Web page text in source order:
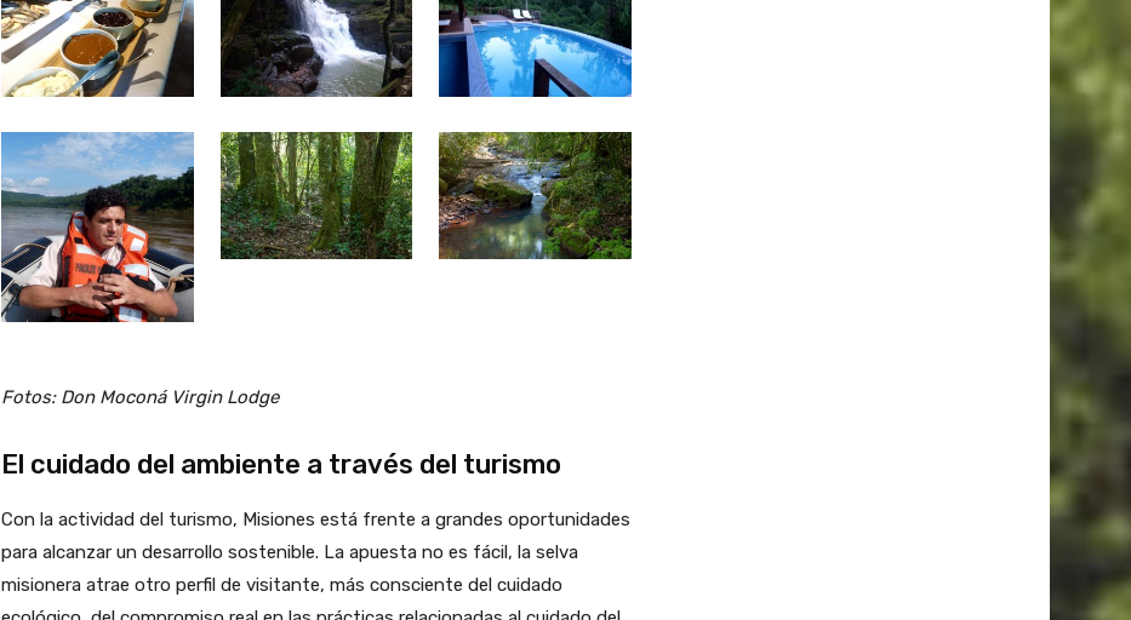
Fotos: Don Moconá Virgin Lodge
El cuidado del ambiente a través del turismo
Con la actividad del turismo, Misiones está frente a grandes oportunidades
para alcanzar un desarrollo sostenible. La apuesta no es fácil, la selva
misionera atrae otro perfil de visitante, más consciente del cuidado